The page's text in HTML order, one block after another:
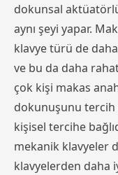
dokunsal
aynı şeyi yapar.
klavye türü de
ve bu da daha
çok kişi makas
dokunuşunu tercih
kişisel tercihe
mekanik klavyeler
klavyelerden daha